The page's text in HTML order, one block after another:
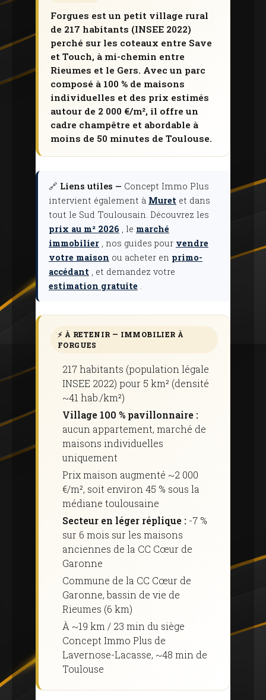
Forgues est un petit village rural
de 217 habitants (INSEE 2022)
perché sur les coteaux entre Save
et Touch, à mi-chemin entre
Rieumes et le Gers. Avec un parc
composé à 100 % de maisons
individuelles et des prix estimés
autour de 2 000 €/m², il offre un
cadre champêtre et abordable à
moins de 50 minutes de Toulouse.
🔗 Liens utiles — Concept Immo Plus
intervient également à Muret et dans
tout le Sud Toulousain. Découvrez les
prix au m² 2026 , le marché
immobilier , nos guides pour vendre
votre maison ou acheter en primo-
accédant , et demandez votre
estimation gratuite .
⚡ À RETENIR — IMMOBILIER À
FORGUES
217 habitants (population légale
INSEE 2022) pour 5 km² (densité
~41 hab./km²)
Village 100 % pavillonnaire :
aucun appartement, marché de
maisons individuelles
uniquement
Prix ​​maison augmenté ~2 000
€/m², soit environ 45 % sous la
médiane toulousaine
Secteur en léger réplique : -7 %
sur 6 mois sur les maisons
anciennes de la CC Cœur de
Garonne
Commune de la CC Cœur de
Garonne, bassin de vie de
Rieumes (6 km)
À ~19 km / 23 min du siège
Concept Immo Plus de
Lavernose-Lacasse, ~48 min de
Toulouse